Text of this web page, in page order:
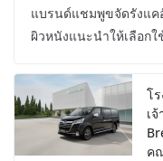
แบรนด์แชมพูขจัดรังแ
ผิวหนังแนะนำให้เลือก
โ
เ
ค